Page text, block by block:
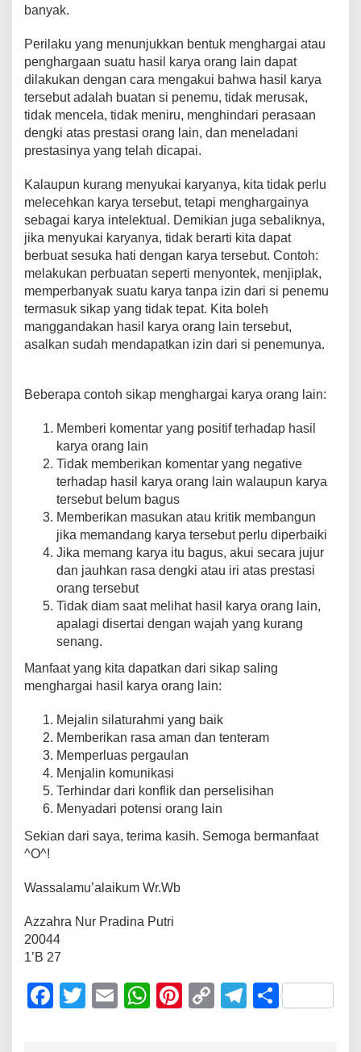
banyak.
Perilaku yang menunjukkan bentuk menghargai atau
penghargaan suatu hasil karya orang lain dapat
dilakukan dengan cara mengakui bahwa hasil karya
tersebut adalah buatan si penemu, tidak merusak,
tidak mencela, tidak meniru, menghindari perasaan
dengki atas prestasi orang lain, dan meneladani
prestasinya yang telah dicapai.
Kalaupun kurang menyukai karyanya, kita tidak perlu
melecehkan karya tersebut, tetapi menghargainya
sebagai karya intelektual. Demikian juga sebaliknya,
jika menyukai karyanya, tidak berarti kita dapat
berbuat sesuka hati dengan karya tersebut. Contoh:
melakukan perbuatan seperti menyontek, menjiplak,
memperbanyak suatu karya tanpa izin dari si penemu
termasuk sikap yang tidak tepat. Kita boleh
manggandakan hasil karya orang lain tersebut,
asalkan sudah mendapatkan izin dari si penemunya.
Beberapa contoh sikap menghargai karya orang lain:
Memberi komentar yang positif terhadap hasil
karya orang lain
Tidak memberikan komentar yang negative
terhadap hasil karya orang lain walaupun karya
tersebut belum bagus
Memberikan masukan atau kritik membangun
jika memandang karya tersebut perlu diperbaiki
Jika memang karya itu bagus, akui secara jujur
dan jauhkan rasa dengki atau iri atas prestasi
orang tersebut
Tidak diam saat melihat hasil karya orang lain,
apalagi disertai dengan wajah yang kurang
senang.
Manfaat yang kita dapatkan dari sikap saling
menghargai hasil karya orang lain:
Mejalin silaturahmi yang baik
Memberikan rasa aman dan tenteram
Memperluas pergaulan
Menjalin komunikasi
Terhindar dari konflik dan perselisihan
Menyadari potensi orang lain
Sekian dari saya, terima kasih. Semoga bermanfaat
^O^!
Wassalamu’alaikum Wr.Wb
Azzahra Nur Pradina Putri
20044
1’B 27
F
T
E
W
Pi
C
T
S